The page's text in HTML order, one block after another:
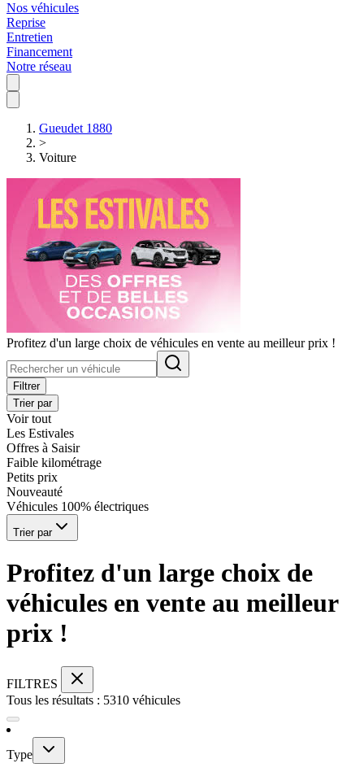
Nos véhicules
Reprise
Entretien
Financement
Notre réseau
Gueudet 1880
>
Voiture
Profitez d'un large choix de véhicules en vente au meilleur prix !
Filtrer
Trier par
Voir tout
Les Estivales
Offres à Saisir
Faible kilométrage
Petits prix
Nouveauté
Véhicules 100% électriques
Trier par
Profitez d'un large choix de
véhicules en vente au meilleur
prix !
FILTRES
Tous les résultats : 5310 véhicules
Type